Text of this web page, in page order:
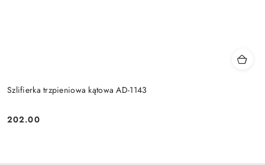
Szlifierka trzpieniowa kątowa AD-1143
Cena:
202.00